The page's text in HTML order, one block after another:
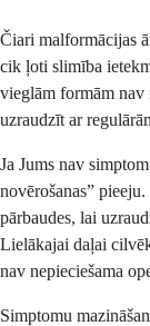
Čiari malformācijas
cik ļoti slimība
vieglām formām nav
uzraudzīt ar
Ja Jums nav
novērošanas”
pārbaudes, lai
Lielākajai daļai
nav nepieciešama
Simptomu